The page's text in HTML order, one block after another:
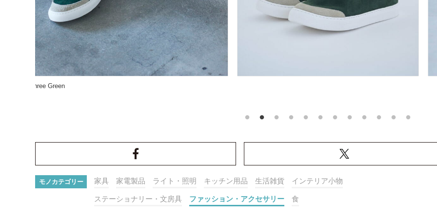
モノカテゴリー 家具 家電製品 ライト・照明 キッチン用品 生活雑貨 インテリア小物
ステーショナリー・文房具 ファッション・アクセサリー 食